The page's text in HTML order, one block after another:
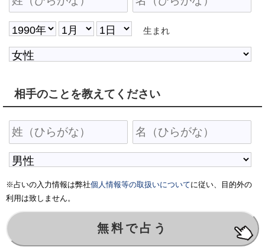
生まれ
相手のことを教えてください
※占いの入力情報は弊社個人情報等の取扱いについてに従い、目的外の
利用は致しません。